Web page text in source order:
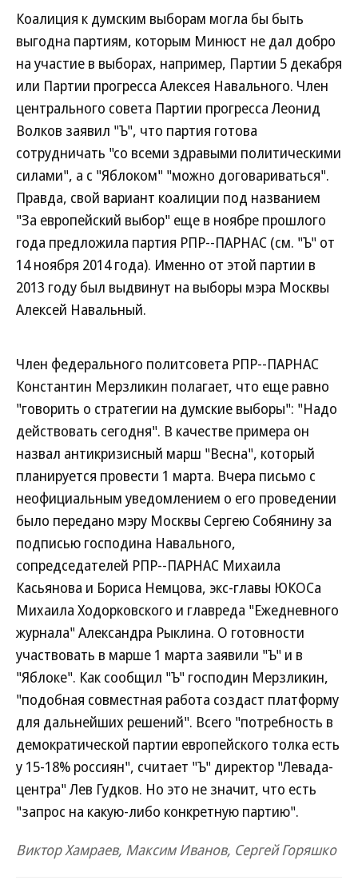
Коалиция к думским выборам могла бы быть
выгодна партиям, которым Минюст не дал добро
на участие в выборах, например, Партии 5 декабря
или Партии прогресса Алексея Навального. Член
центрального совета Партии прогресса Леонид
Волков заявил "Ъ", что партия готова
сотрудничать "со всеми здравыми политическими
силами", а с "Яблоком" "можно договариваться".
Правда, свой вариант коалиции под названием
"За европейский выбор" еще в ноябре прошлого
года предложила партия РПР--ПАРНАС (см. "Ъ" от
14 ноября 2014 года). Именно от этой партии в
2013 году был выдвинут на выборы мэра Москвы
Алексей Навальный.
Член федерального политсовета РПР--ПАРНАС
Константин Мерзликин полагает, что еще равно
"говорить о стратегии на думские выборы": "Надо
действовать сегодня". В качестве примера он
назвал антикризисный марш "Весна", который
планируется провести 1 марта. Вчера письмо с
неофициальным уведомлением о его проведении
было передано мэру Москвы Сергею Собянину за
подписью господина Навального,
сопредседателей РПР--ПАРНАС Михаила
Касьянова и Бориса Немцова, экс-главы ЮКОСа
Михаила Ходорковского и главреда "Ежедневного
журнала" Александра Рыклина. О готовности
участвовать в марше 1 марта заявили "Ъ" и в
"Яблоке". Как сообщил "Ъ" господин Мерзликин,
"подобная совместная работа создаст платформу
для дальнейших решений". Всего "потребность в
демократической партии европейского толка есть
у 15-18% россиян", считает "Ъ" директор "Левада-
центра" Лев Гудков. Но это не значит, что есть
"запрос на какую-либо конкретную партию".
Виктор Хамраев, Максим Иванов, Сергей Горяшко